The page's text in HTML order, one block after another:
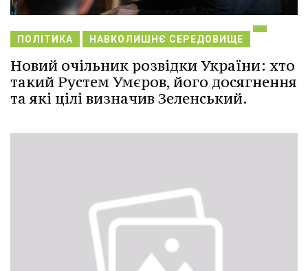
ПОЛІТИКА НАВКОЛИШНЄ СЕРЕДОВИЩЕ
Новий очільник розвідки України: хто
такий Рустем Умєров, його досягнення
та які цілі визначив Зеленський.